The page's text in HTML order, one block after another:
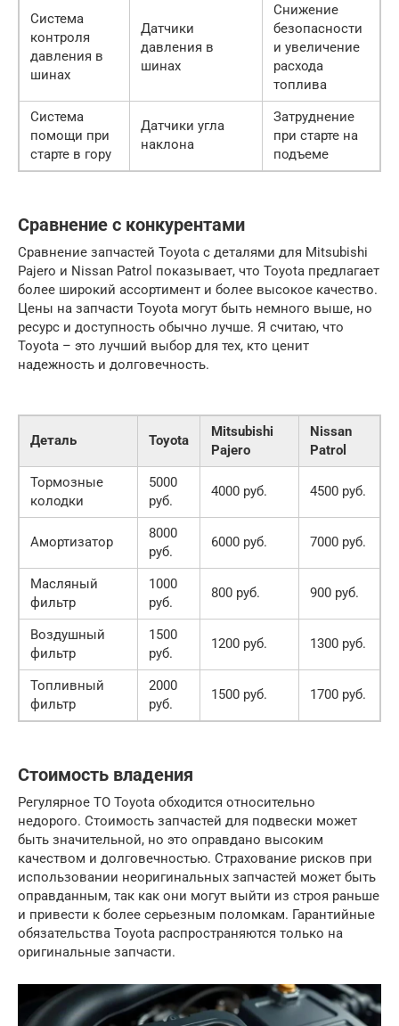
Система
контроля
давления в
шинах
Датчики
давления в
шинах
Снижение
безопасности
и увеличение
расхода
топлива
Система
помощи при
старте в гору
Датчики угла
наклона
Затруднение
при старте на
подъеме
Сравнение с конкурентами
Сравнение запчастей Toyota с деталями для Mitsubishi
Pajero и Nissan Patrol показывает, что Toyota предлагает
более широкий ассортимент и более высокое качество.
Цены на запчасти Toyota могут быть немного выше, но
ресурс и доступность обычно лучше. Я считаю, что
Toyota – это лучший выбор для тех, кто ценит
надежность и долговечность.
Деталь Toyota
Mitsubishi
Pajero
Nissan
Patrol
Тормозные
колодки
5000
руб.
4000 руб. 4500 руб.
Амортизатор
8000
руб.
6000 руб. 7000 руб.
Масляный
фильтр
1000
руб.
800 руб. 900 руб.
Воздушный
фильтр
1500
руб.
1200 руб. 1300 руб.
Топливный
фильтр
2000
руб.
1500 руб. 1700 руб.
Стоимость владения
Регулярное ТО Toyota обходится относительно
недорого. Стоимость запчастей для подвески может
быть значительной, но это оправдано высоким
качеством и долговечностью. Страхование рисков при
использовании неоригинальных запчастей может быть
оправданным, так как они могут выйти из строя раньше
и привести к более серьезным поломкам. Гарантийные
обязательства Toyota распространяются только на
оригинальные запчасти.